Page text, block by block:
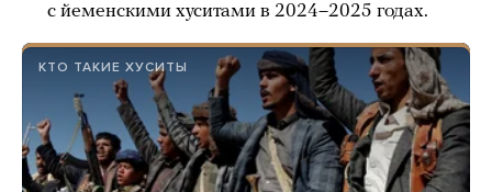
с йеменскими хуситами в 2024–2025 годах.
КТО ТАКИЕ ХУСИТЫ